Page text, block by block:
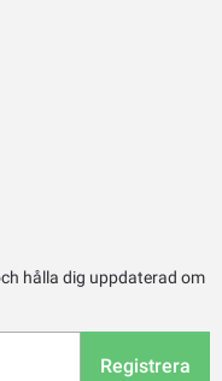
hålla dig uppdaterad om
Registrera